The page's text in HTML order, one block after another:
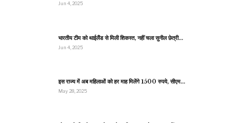
Jun 4, 2025
भारतीय टीम को थाईलैंड से मिली शिकस्त, नहीं चला सुनील छेत्री…
Jun 4, 2025
इस राज्य में अब महिलाओं को हर माह मिलेंगे 1500 रुपये, सीएम…
May 28, 2025